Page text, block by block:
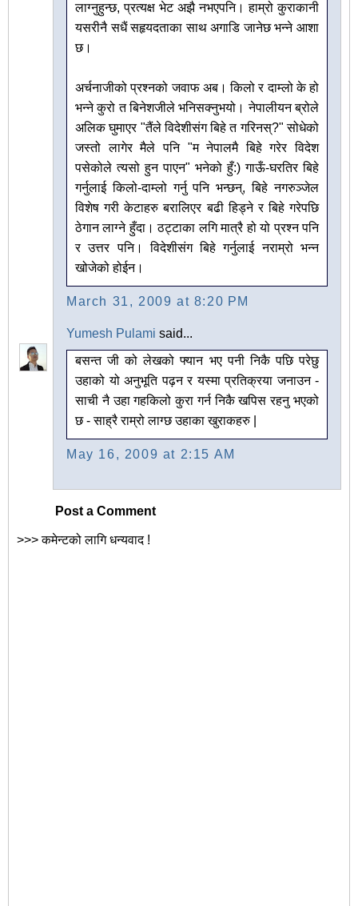
लाग्नुहुन्छ, प्रत्यक्ष भेट अझै नभएपनि। हाम्रो कुराकानी
यसरीनै सधैं सहृयदताका साथ अगाडि जानेछ भन्ने आशा
छ।
अर्चनाजीको प्रश्नको जवाफ अब। किलो र दाम्लो के हो
भन्ने कुरो त बिनेशजीले भनिसक्नुभयो। नेपालीयन ब्रोले
अलिक घुमाएर "तैंले विदेशीसंग बिहे त गरिनस्?" सोधेको
जस्तो लागेर मैले पनि "म नेपालमै बिहे गरेर विदेश
पसेकोले त्यसो हुन पाएन" भनेको हुँ:) गाऊँ-घरतिर बिहे
गर्नुलाई किलो-दाम्लो गर्नु पनि भन्छन्, बिहे नगरुञ्जेल
विशेष गरी केटाहरु बरालिएर बढी हिड्ने र बिहे गरेपछि
ठेगान लाग्ने हुँदा। ठट्टाका लगि मात्रै हो यो प्रश्न पनि
र उत्तर पनि। विदेशीसंग बिहे गर्नुलाई नराम्रो भन्न
खोजेको होईन।
March 31, 2009 at 8:20 PM
Yumesh Pulami said...
बसन्त जी को लेखको फ्यान भए पनी निकै पछि परेछु
उहाको यो अनुभूति पढ़न र यस्मा प्रतिक्रया जनाउन -
साची नै उहा गहकिलो कुरा गर्न निकै खपिस रहनु भएको
छ - साह्रै राम्रो लाग्छ उहाका खुराकहरु |
May 16, 2009 at 2:15 AM
Post a Comment
>>> कमेन्टको लागि धन्यवाद !